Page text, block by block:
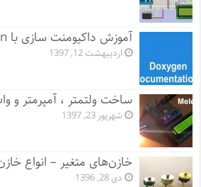
آموزش داکیومنت سازی با Doxygen
اردیبهشت 12, 1397
ساخت ولتمتر ، آمپرمتر و
شهریور 23, 1397
خازن‌های متغیر – انواع
دی 28, 1396